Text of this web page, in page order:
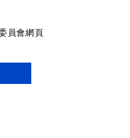
員會網頁